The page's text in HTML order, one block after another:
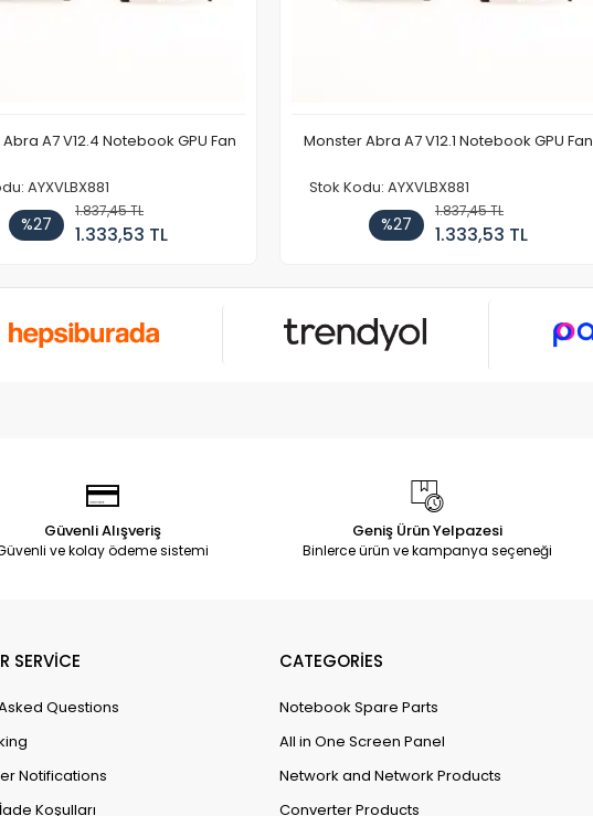
A7 V12.4 Notebook GPU Fan
AYXVLBX881
%27
1.837,45 TL
1.333,53 TL
Monster Abra A7 V12.1 Notebook GPU Fan
Stok Kodu: AYXVLBX881
%27
1.837,45 TL
1.333,53 TL
Güvenli Alışveriş
ve kolay ödeme sistemi
Geniş Ürün Yelpazesi
Binlerce ürün ve kampanya seçeneği
SERVİCE
Questions
Notifications
Koşulları
CATEGORİES
Notebook Spare Parts
All in One Screen Panel
Network and Network Products
Converter Products